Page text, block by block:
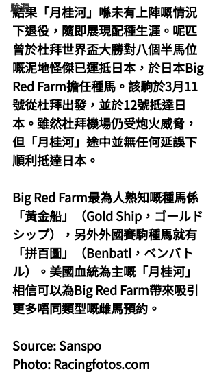
駿源
結果「月桂河」喺未有上陣嘅情況
下退役，隨即展現配種生涯。呢匹
曾於杜拜世界盃大勝對八個半馬位
嘅泥地怪傑已運抵日本，於日本Big
Red Farm擔任種馬。該駒於3月11
號從杜拜出發，並於12號抵達日
本。雖然杜拜機場仍受炮火威脅，
但「月桂河」途中並無任何延誤下
順利抵達日本。
Big Red Farm最為人熟知嘅種馬係
「黃金船」（Gold Ship，ゴールド
シップ），另外外國賽駒種馬就有
「拼百圖」（Benbatl，ベンバト
ル）。美國血統為主嘅「月桂河」
相信可以為Big Red Farm帶來吸引
更多唔同類型嘅雌馬預約。
Source: Sanspo
Photo: Racingfotos.com